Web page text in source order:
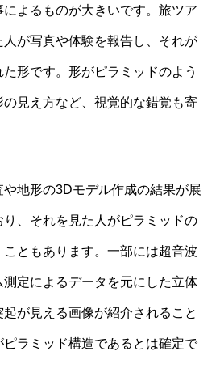
によるものが大きいです。旅ツア
が写真や体験を報告し、それが
形です。形がピラミッドのよう
見え方など、視覚的な錯覚も寄
や地形の3Dモデル作成の結果が展
、それを見た人がピラミッドの
ともあります。一部には超音波
定によるデータを元にした立体
が見える画像が紹介されること
ピラミッド構造であるとは確定で